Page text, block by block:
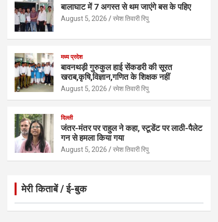
बालाघाट में 7 अगस्त से थम जाएंगे बस के पहिए
August 5, 2026 रमेश तिवारी रिपु
मध्य प्रदेश
बावनथड़ी गुरुकुल हाई सेंकडरी की सूरत
खराब,कृषि,विज्ञान,गणित के शिक्षक नहीं
August 5, 2026 रमेश तिवारी रिपु
दिल्ली
जंतर-मंतर पर राहुल ने कहा, स्टूडेंट पर लाठी-पैलेट
गन से हमला किया गया
August 5, 2026 रमेश तिवारी रिपु
मेरी किताबें / ई-बुक
Click to Open Page